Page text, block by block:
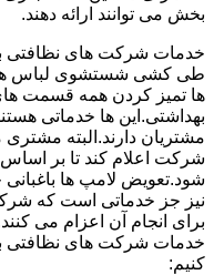
بخش می توانند ارائه دهند.
خدمات شرکت های نظافتی
طی کشی شستشوی لباس ها
ها تمیز کردن همه قسمت
بهداشتی.این ها خدماتی
مشتریان دارند.البته مشتری
شرکت اعلام کند تا بر
شود.تعویض لامپ ها
نیز جز خدماتی است که
برای انجام آن اعزام می
خدمات شرکت های نظافتی
کنیم: